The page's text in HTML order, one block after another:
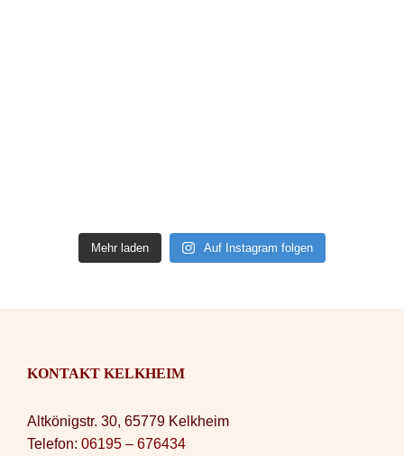
Mehr laden Auf Instagram folgen
KONTAKT KELKHEIM
Altkönigstr. 30, 65779 Kelkheim
Telefon: 06195 – 676434